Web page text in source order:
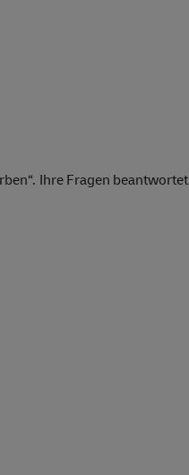
Ihre Fragen beantwortet